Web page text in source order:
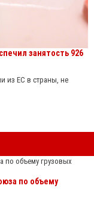
занятость 926
из ЕС в страны, не
по объему